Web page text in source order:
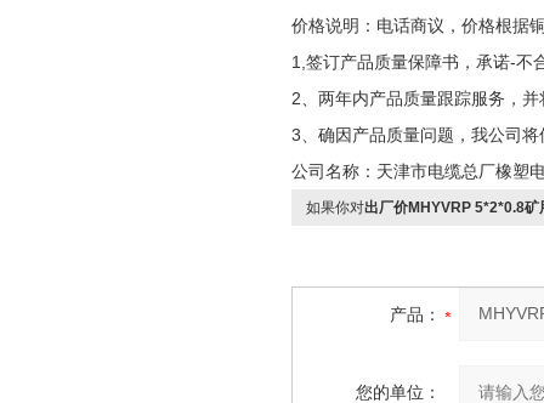
价格说明：电话商议，价格根据
1,签订产品质量保障书，承诺-不
2、两年内产品质量跟踪服务，
3、确因产品质量问题，我公司
公司名称：天津市电缆总厂橡塑
如果你对出厂价MHYVRP 5*2*0.8矿
产品：
您的单位：